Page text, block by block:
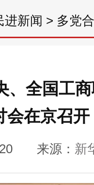
进新闻 > 多党
、全国工
会在京召
来源： 新